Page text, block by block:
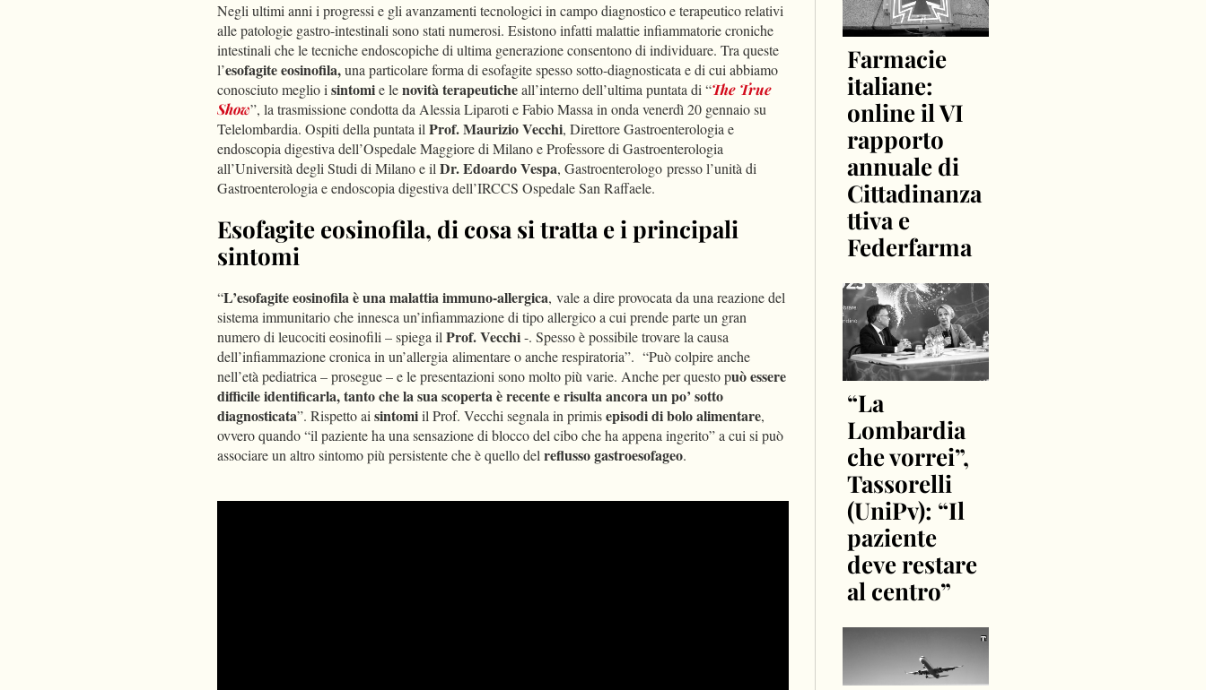
Negli ultimi anni i progressi e gli avanzamenti tecnologici in campo diagnostico e terapeutico relativi
alle patologie gastro-intestinali sono stati numerosi. Esistono infatti malattie infiammatorie croniche
intestinali che le tecniche endoscopiche di ultima generazione consentono di individuare. Tra queste
l’esofagite eosinofila,una particolare forma di esofagite spesso sotto-diagnosticata e di cui abbiamo
conosciuto meglio isintomie lenovità terapeuticheall’interno dell’ultima puntata di “The True
Show”, la trasmissione condotta da Alessia Liparoti e Fabio Massa in onda venerdì 20 gennaio su
Telelombardia. Ospiti della puntata ilProf.Maurizio Vecchi, Direttore Gastroenterologia e
endoscopia digestiva dell’Ospedale Maggiore di Milano e Professore di Gastroenterologia
all’Università degli Studi di Milano e ilDr. Edoardo Vespa, Gastroenterologo presso l’unità di
Gastroenterologia e endoscopia digestiva dell’IRCCS Ospedale San Raffaele.
Esofagite eosinofila, di cosa si tratta e i principali
sintomi
“L’esofagite eosinofila è una malattia immuno-allergica, vale a dire provocata da una reazione del
sistema immunitario che innesca un’infiammazione di tipo allergico a cui prende parte un gran
numero di leucociti eosinofili – spiega ilProf. Vecchi-. Spesso è possibile trovare la causa
dell’infiammazione cronica in un’allergia alimentare o anche respiratoria”. “Può colpire anche
nell’età pediatrica – prosegue – e le presentazioni sono molto più varie. Anche per questo può essere
difficile identificarla, tanto che la sua scoperta è recente e risulta ancora un po’ sotto
diagnosticata”. Rispetto aisintomiil Prof. Vecchi segnala in primisepisodi di bolo alimentare,
ovvero quando “il paziente ha una sensazione di blocco del cibo che ha appena ingerito” a cui si può
associare un altro sintomo più persistente che è quello delreflusso gastroesofageo.
Farmacie
italiane:
online il VI
rapporto
annuale di
Cittadinanza
ttiva e
Federfarma
“La
Lombardia
che vorrei”,
Tassorelli
(UniPv): “Il
paziente
deve restare
al centro”